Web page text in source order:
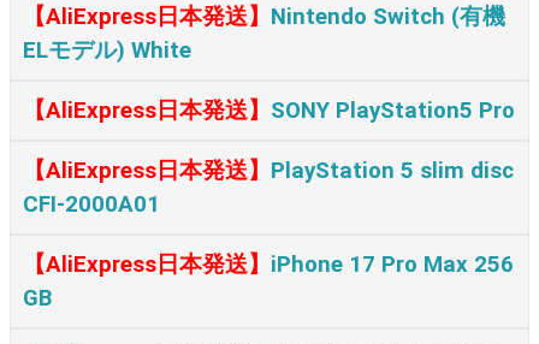
【AliExpress日本発送】 Nintendo Switch (有機
ELモデル) White
【AliExpress日本発送】 SONY PlayStation5 Pro
【AliExpress日本発送】 PlayStation 5 slim disc
CFI-2000A01
【AliExpress日本発送】 iPhone 17 Pro Max 256
GB